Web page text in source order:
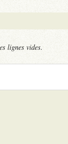
lignes vides.